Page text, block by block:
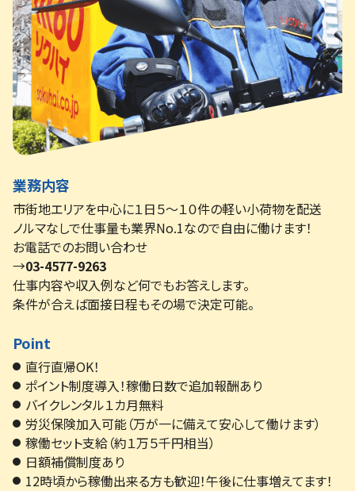
業務内容
市街地エリアを中心に１日５～１０件の軽い小荷物を配送
ノルマなしで仕事量も業界No.1なので自由に働けます！
お電話でのお問い合わせ
→03-4577-9263
仕事内容や収入例など何でもお答えします。
条件が合えば面接日程もその場で決定可能。
Point
直行直帰OK！
ポイント制度導入！稼働日数で追加報酬あり
バイクレンタル１カ月無料
労災保険加入可能（万が一に備えて安心して働けます）
稼働セット支給（約１万５千円相当）
日額補償制度あり
12時頃から稼働出来る方も歓迎！午後に仕事増えてます！